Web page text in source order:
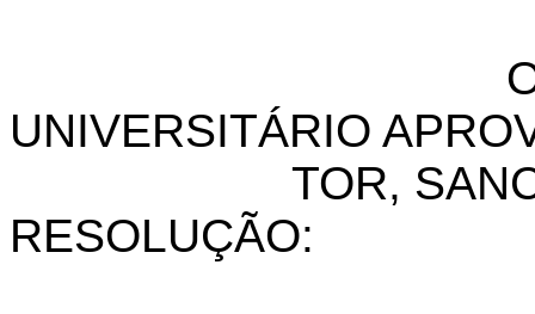
UNIVERSITÁRIO
TOR,
RESOLUÇÃO: